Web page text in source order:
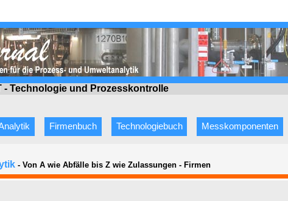
- Technologie und Prozesskontrolle
Firmenbuch Technologiebuch Messkomponenten
- Von A wie Abfälle bis Z wie Zulassungen - Firmen